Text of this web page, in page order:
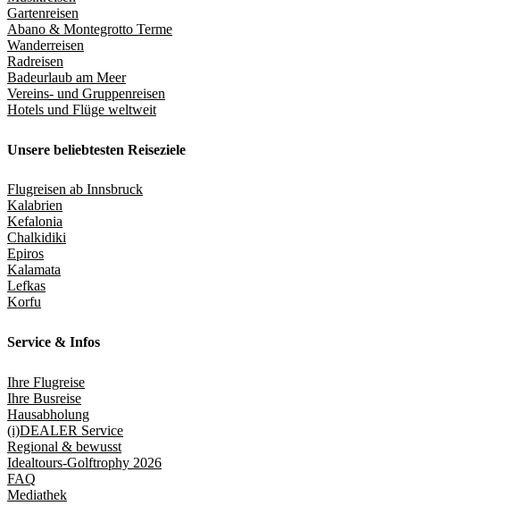
Gartenreisen
Abano & Montegrotto Terme
Wanderreisen
Radreisen
Badeurlaub am Meer
Vereins- und Gruppenreisen
Hotels und Flüge weltweit
Unsere beliebtesten Reiseziele
Flugreisen ab Innsbruck
Kalabrien
Kefalonia
Chalkidiki
Epiros
Kalamata
Lefkas
Korfu
Service & Infos
Ihre Flugreise
Ihre Busreise
Hausabholung
(i)DEALER Service
Regional & bewusst
Idealtours-Golftrophy 2026
FAQ
Mediathek